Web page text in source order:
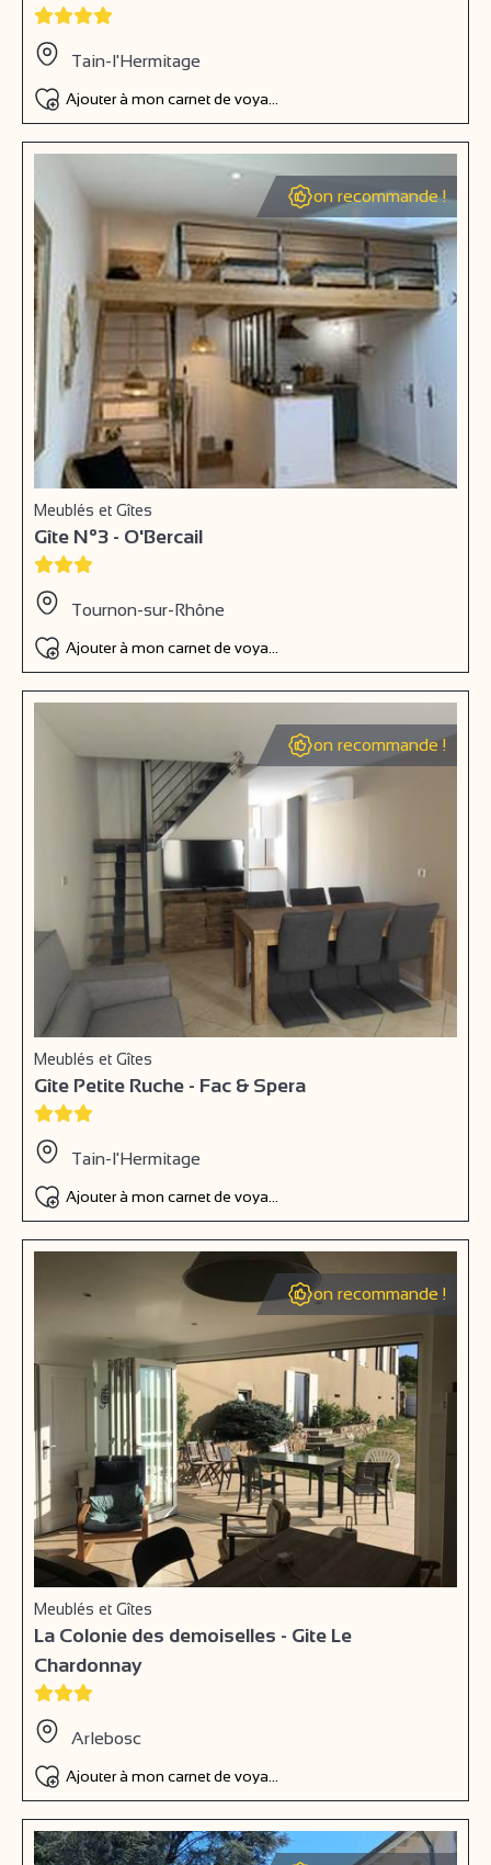
Tain-l'Hermitage
Ajouter à mon carnet de voyage
on recommande !
Meublés et Gîtes
Gîte N°3 - O'Bercail
Tournon-sur-Rhône
Ajouter à mon carnet de voyage
on recommande !
Meublés et Gîtes
Gîte Petite Ruche - Fac & Spera
Tain-l'Hermitage
Ajouter à mon carnet de voyage
on recommande !
Meublés et Gîtes
La Colonie des demoiselles - Gite Le
Chardonnay
Arlebosc
Ajouter à mon carnet de voyage